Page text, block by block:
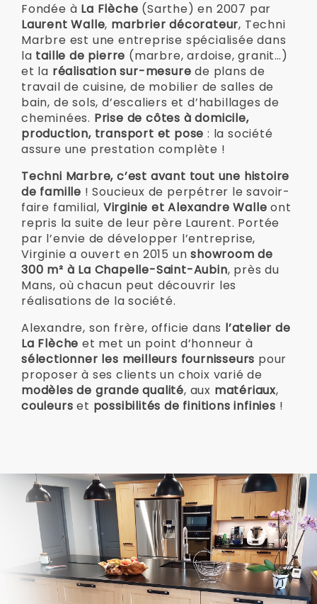
Fondée à La Flèche (Sarthe) en 2007 par
Laurent Walle, marbrier décorateur, Techni
Marbre est une entreprise spécialisée dans
la taille de pierre (marbre, ardoise, granit…)
et la réalisation sur-mesure de plans de
travail de cuisine, de mobilier de salles de
bain, de sols, d’escaliers et d’habillages de
cheminées. Prise de côtes à domicile,
production, transport et pose : la société
assure une prestation complète !
Techni Marbre, c’est avant tout une histoire
de famille ! Soucieux de perpétrer le savoir-
faire familial, Virginie et Alexandre Walle ont
repris la suite de leur père Laurent. Portée
par l’envie de développer l’entreprise,
Virginie a ouvert en 2015 unshowroom de
300 m² à La Chapelle-Saint-Aubin, près du
Mans, où chacun peut découvrir les
réalisations de la société.
Alexandre, son frère, officie dans l’atelier de
La Flèche et met un point d’honneur à
sélectionner les meilleurs fournisseurs pour
proposer à ses clients un choix varié de
modèles de grande qualité, aux matériaux,
couleurs et possibilités de finitions infinies !